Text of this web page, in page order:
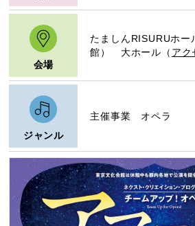
会場
たましんRISURUホー
館） 大ホール（ アク
ジャンル
主催事業 オペラ